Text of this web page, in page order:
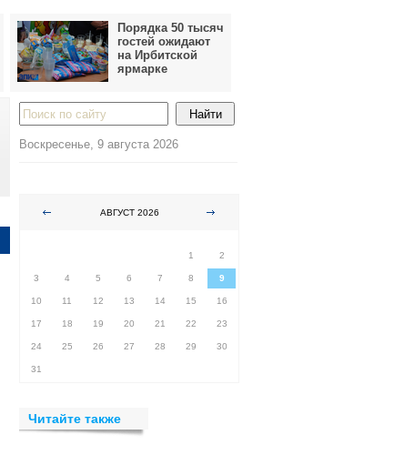
Порядка 50 тысяч
гостей ожидают
на Ирбитской
ярмарке
Воскресенье, 9 августа 2026
АВГУСТ 2026
1
2
3 4 5 6 7 8 9
10 11 12 13 14 15 16
17 18 19 20 21 22 23
24 25 26 27 28 29 30
31
Читайте также